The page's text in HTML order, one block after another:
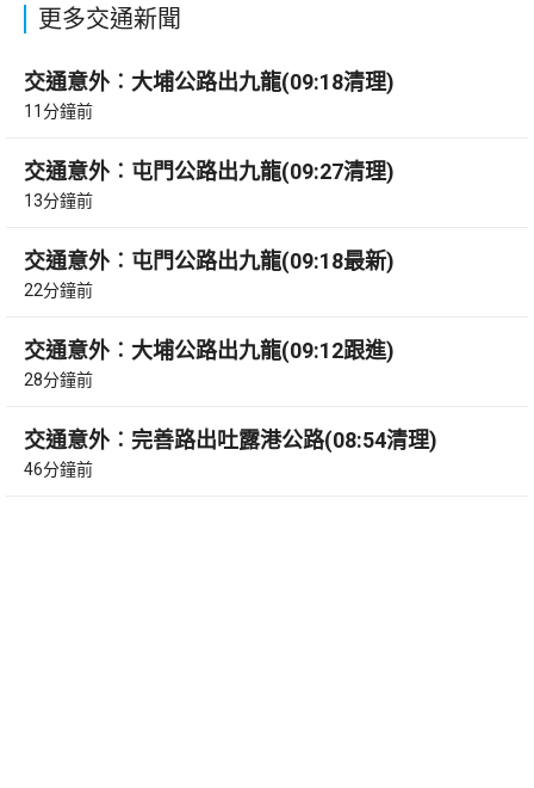
更多交通新聞
交通意外︰大埔公路出九龍(09:18清理)
11分鐘前
交通意外︰屯門公路出九龍(09:27清理)
13分鐘前
交通意外︰屯門公路出九龍(09:18最新)
22分鐘前
交通意外︰大埔公路出九龍(09:12跟進)
28分鐘前
交通意外︰完善路出吐露港公路(08:54清理)
46分鐘前